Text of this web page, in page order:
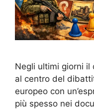
Negli ultimi giorni
al centro del
europeo con
più spesso nei